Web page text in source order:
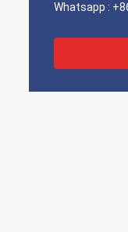
Whatsapp :